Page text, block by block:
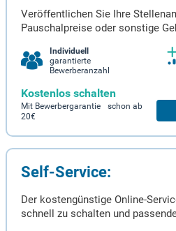
Veröffentlichen Sie Ihre
Pauschalpreise oder sonstige
Individuell
garantierte
Bewerberanzahl
Kostenlos schalten
Mit Bewerbergarantie schon ab
20€
Self-Service:
Der kostengünstige Online-
schnell zu schalten und